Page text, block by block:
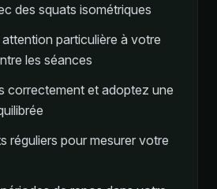
des squats isométriques
particulière à votre
les séances
correctement et adoptez une
réguliers pour mesurer votre